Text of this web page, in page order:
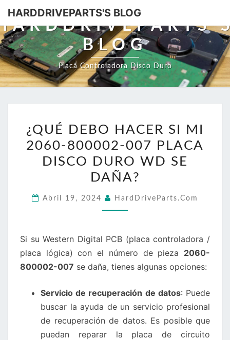
HARDDRIVEPARTS'S BLOG
BLOG
Placa Controladora Disco Duro
DEBO
HACER
SI
MI
800002-
DISCO
DURO
WD
DAÑA?
¿QUÉ DEBO HACER SI MI
2060-800002-007 PLACA
DISCO DURO WD SE
DAÑA?
Abril 19, 2024 HardDriveParts.com
Si su Western Digital PCB (placa controladora /
placa lógica) con el número de pieza 2060-
800002-007 se daña, tienes algunas opciones:
Servicio de recuperación de datos: Puede
buscar la ayuda de un servicio profesional
de recuperación de datos. Es posible que
puedan reparar la placa de circuito